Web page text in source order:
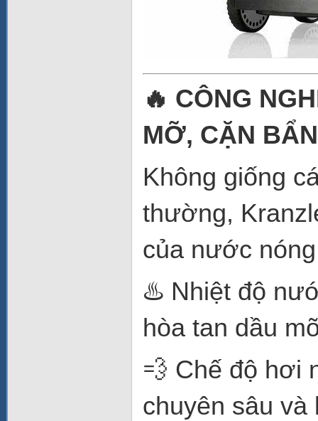
🔥 CÔNG
MỠ, CẶN
Không giống
thường,
của nước
♨️ Nhiệt độ
hòa tan dầu
💨 Chế độ hơi
chuyên sâu